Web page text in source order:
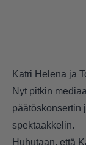
Katri Helena ja
Nyt pitkin
päätöskonsertin
spektaakkelin.
Huhutaan, että